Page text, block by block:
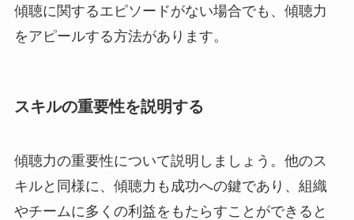
傾聴に関するエピソードがない場合でも、傾聴力
をアピールする方法があります。
スキルの重要性を説明する
傾聴力の重要性について説明しましょう。他のス
キルと同様に、傾聴力も成功への鍵であり、組織
やチームに多くの利益をもたらすことができると